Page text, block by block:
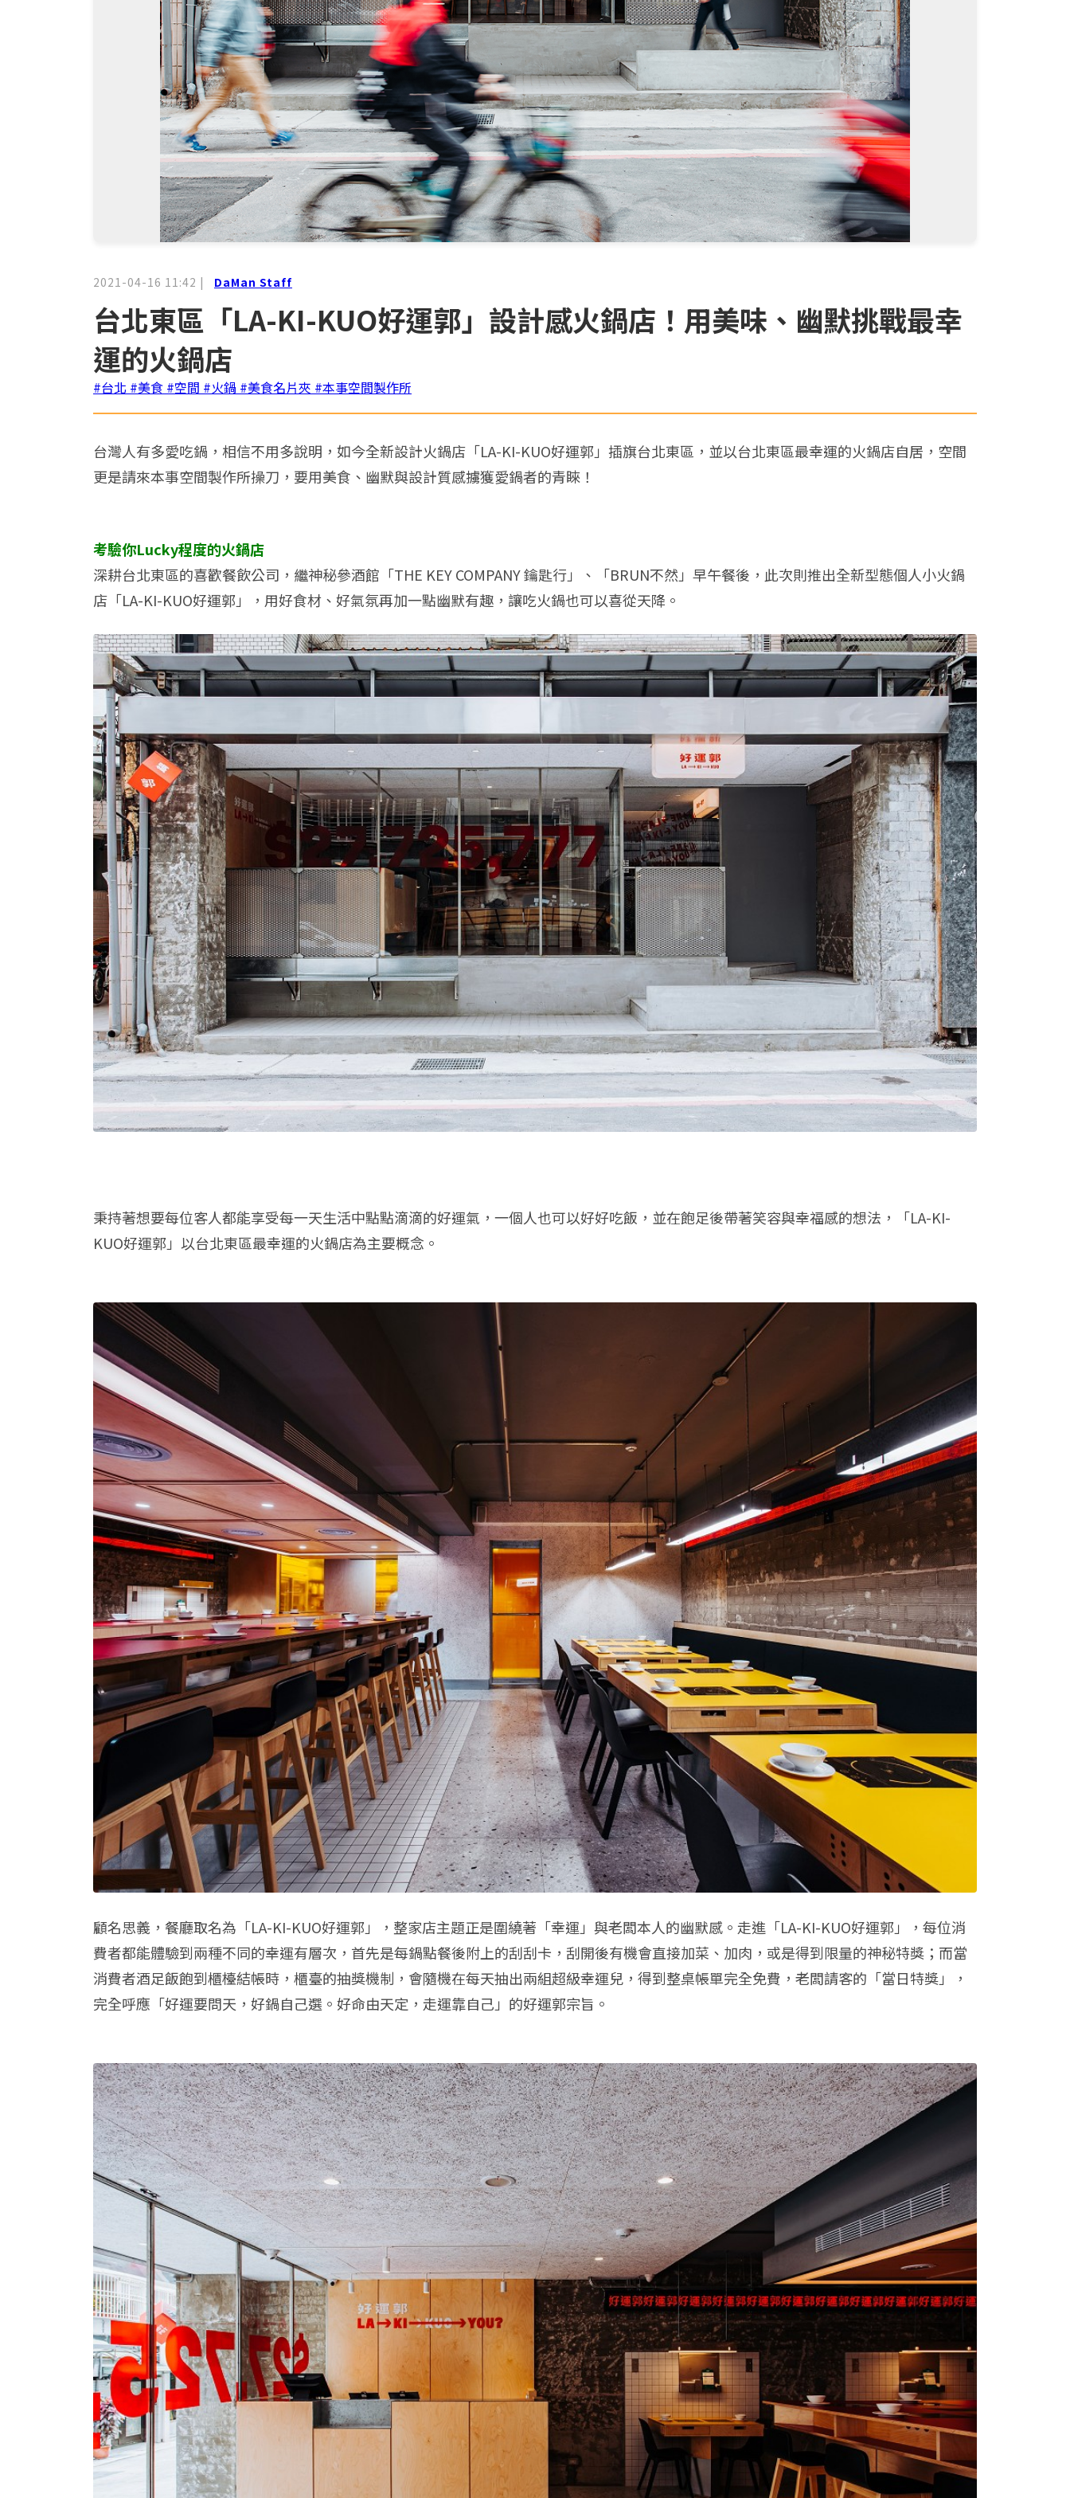
2021-04-16 11:42 | DaMan Staff
台北東區「LA-KI-KUO好運郭」設計感火鍋店！用美味、幽默挑戰最幸
運的火鍋店
#台北 #美食 #空間 #火鍋 #美食名片夾 #本事空間製作所
台灣人有多愛吃鍋，相信不用多說明，如今全新設計火鍋店「LA-KI-KUO好運郭」插旗台北東區，並以台北東區最幸運的火鍋店自居，空間
更是請來本事空間製作所操刀，要用美食、幽默與設計質感擄獲愛鍋者的青睞！
考驗你Lucky程度的火鍋店
深耕台北東區的喜歡餐飲公司，繼神秘參酒館「THE KEY COMPANY 鑰匙行」、「BRUN不然」早午餐後，此次則推出全新型態個人小火鍋
店「LA-KI-KUO好運郭」，用好食材、好氣氛再加一點幽默有趣，讓吃火鍋也可以喜從天降。
秉持著想要每位客人都能享受每一天生活中點點滴滴的好運氣，一個人也可以好好吃飯，並在飽足後帶著笑容與幸福感的想法，「LA-KI-
KUO好運郭」以台北東區最幸運的火鍋店為主要概念。
顧名思義，餐廳取名為「LA-KI-KUO好運郭」，整家店主題正是圍繞著「幸運」與老闆本人的幽默感。走進「LA-KI-KUO好運郭」，每位消
費者都能體驗到兩種不同的幸運有層次，首先是每鍋點餐後附上的刮刮卡，刮開後有機會直接加菜、加肉，或是得到限量的神秘特獎；而當
消費者酒足飯飽到櫃檯結帳時，櫃臺的抽獎機制，會隨機在每天抽出兩組超級幸運兒，得到整桌帳單完全免費，老闆請客的「當日特獎」，
完全呼應「好運要問天，好鍋自己選。好命由天定，走運靠自己」的好運郭宗旨。